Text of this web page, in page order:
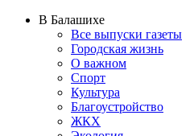
В Балашихе
Все выпуски газеты
Городская жизнь
О важном
Спорт
Культура
Благоустройство
ЖКХ